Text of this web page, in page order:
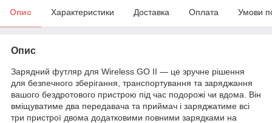
Опис Характеристики Доставка Оплата Умови
Опис
Зарядний футляр для Wireless GO II — це зручне рішення
для безпечного зберігання, транспортування та заряджання
вашого бездротового пристрою під час подорожі чи вдома. Він
вміщуватиме два передавача та приймач і заряджатиме всі
три пристрої двома додатковими повними зарядками на